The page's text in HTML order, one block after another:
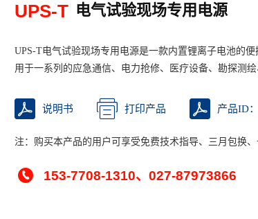
UPS-T 电气试验现场专用电源
UPS-T电气试验现场专用电源是一款内置锂离子电池的
用于一系列的应急通信、电力抢修、医疗设备、勘探测
说明书 打印产品 产品ID
注：购买本产品的用户可享受免费技术指导、三月包换
153-7708-1310、027-87973866